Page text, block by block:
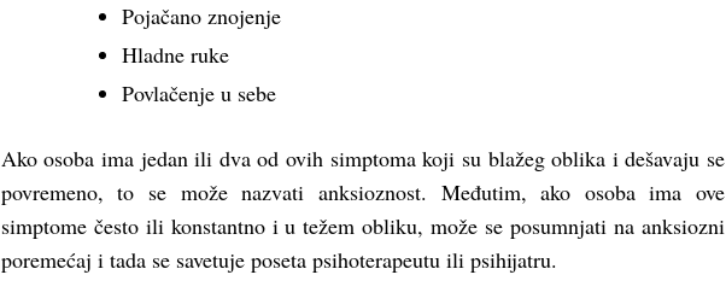
Pojačano znojenje
Hladne ruke
Povlačenje u sebe
Ako osoba ima jedan ili dva od ovih simptoma koji su blažeg oblika i dešavaju se
povremeno, to se može nazvati anksioznost. Međutim, ako osoba ima ove
simptome često ili konstantno i u težem obliku, može se posumnjati na anksiozni
poremećaj i tada se savetuje poseta psihoterapeutu ili psihijatru.